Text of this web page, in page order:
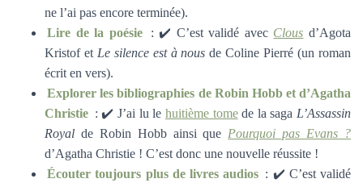
ne l’ai pas encore terminée).
Lire de la poésie
: ✔️ C’est validé avec Clous d’Agota
Kristof et Le silence est à nous de Coline Pierré (un roman
écrit en vers).
Explorer les bibliographies de Robin Hobb et d’Agatha
Christie : ✔️ J’ai lu le huitième tomede la saga L’Assassin
Royal de Robin Hobb ainsi que Pourquoi pas Evans ?
d’Agatha Christie ! C’est donc une nouvelle réussite !
Écouter toujours plus de livres audios : ✔️ C’est validé